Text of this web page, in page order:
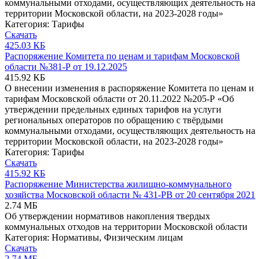
коммунальными отходами, осуществляющих деятельность на
территории Московской области, на 2023-2028 годы»
Категория: Тарифы
Скачать
425.03 КБ
Распоряжение Комитета по ценам и тарифам Московской
области №381-Р от 19.12.2025
415.92 КБ
О внесении изменения в распоряжение Комитета по ценам и
тарифам Московской области от 20.11.2022 №205-Р «Об
утверждении предельных единых тарифов на услуги
региональных операторов по обращению с твёрдыми
коммунальными отходами, осуществляющих деятельность на
территории Московской области, на 2023-2028 годы»
Категория: Тарифы
Скачать
415.92 КБ
Распоряжение Министерства жилищно-коммунального
хозяйства Московской области № 431-РВ от 20 сентября 2021
2.74 МБ
Об утверждении нормативов накопления твердых
коммунальных отходов на территории Московской области
Категория: Нормативы, Физическим лицам
Скачать